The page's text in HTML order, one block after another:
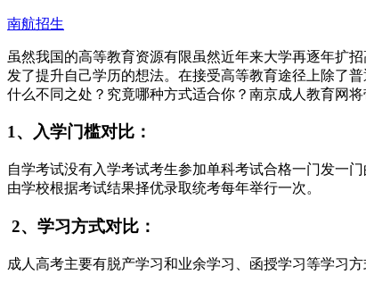
南航招生
虽然我国的高等教育资源有限虽然近年来大学再逐年扩
发了提升自己学历的想法。在接受高等教育途径上除了
什么不同之处？究竟哪种方式适合你？南京成人教育网将
1、入学门槛对比：
自学考试没有入学考试考生参加单科考试合格一门发一
由学校根据考试结果择优录取统考每年举行一次。
2、学习方式对比：
成人高考主要有脱产学习和业余学习、函授学习等学习